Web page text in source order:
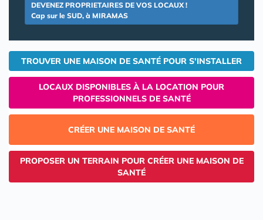
DEVENEZ PROPRIETAIRES DE VOS LOCAUX !
Cap sur le SUD, à MIRAMAS
TROUVER UNE MAISON DE SANTÉ POUR S'INSTALLER
LOCAUX DISPONIBLES À LA LOCATION POUR
PROFESSIONNELS DE SANTÉ
CRÉER UNE MAISON DE SANTÉ
PROPOSER UN TERRAIN POUR CRÉER UNE MAISON DE
SANTÉ